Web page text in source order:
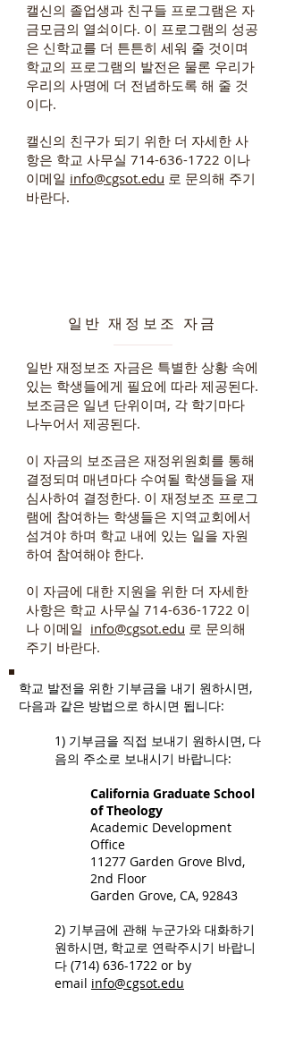
캘신의 졸업생과 친구들 프로그램은 자
금모금의 열쇠이다. 이 프로그램의 성공
은 신학교를 더 튼튼히 세워 줄 것이며
학교의 프로그램의 발전은 물론 우리가
우리의 사명에 더 전념하도록 해 줄 것
이다.
캘신의 친구가 되기 위한 더 자세한 사
항은 학교 사무실 714-636-1722 이나
이메일 info@cgsot.edu 로 문의해 주기
바란다.
일반 재정보조 자금
일반 재정보조 자금은 특별한 상황 속에
있는 학생들에게 필요에 따라 제공된다.
보조금은 일년 단위이며, 각 학기마다
나누어서 제공된다.
이 자금의 보조금은 재정위원회를 통해
결정되며 매년마다 수여될 학생들을 재
심사하여 결정한다. 이 재정보조 프로그
램에 참여하는 학생들은 지역교회에서
섬겨야 하며 학교 내에 있는 일을 자원
하여 참여해야 한다.
이 자금에 대한 지원을 위한 더 자세한
사항은 학교 사무실 714-636-1722 이
나 이메일 info@cgsot.edu 로 문의해
주기 바란다.
학교 발전을 위한 기부금을 내기 원하시면,
다음과 같은 방법으로 하시면 됩니다:
1) 기부금을 직접 보내기 원하시면, 다
음의 주소로 보내시기 바랍니다:
California Graduate School
of Theology
Academic Development
Office
11277 Garden Grove Blvd,
2nd Floor
Garden Grove, CA, 92843
2) ​기부금에 관해 누군가와 대화하기
원하시면, 학교로 연락주시기 바랍니
다 (714) 636-1722 or by
email info@cgsot.edu